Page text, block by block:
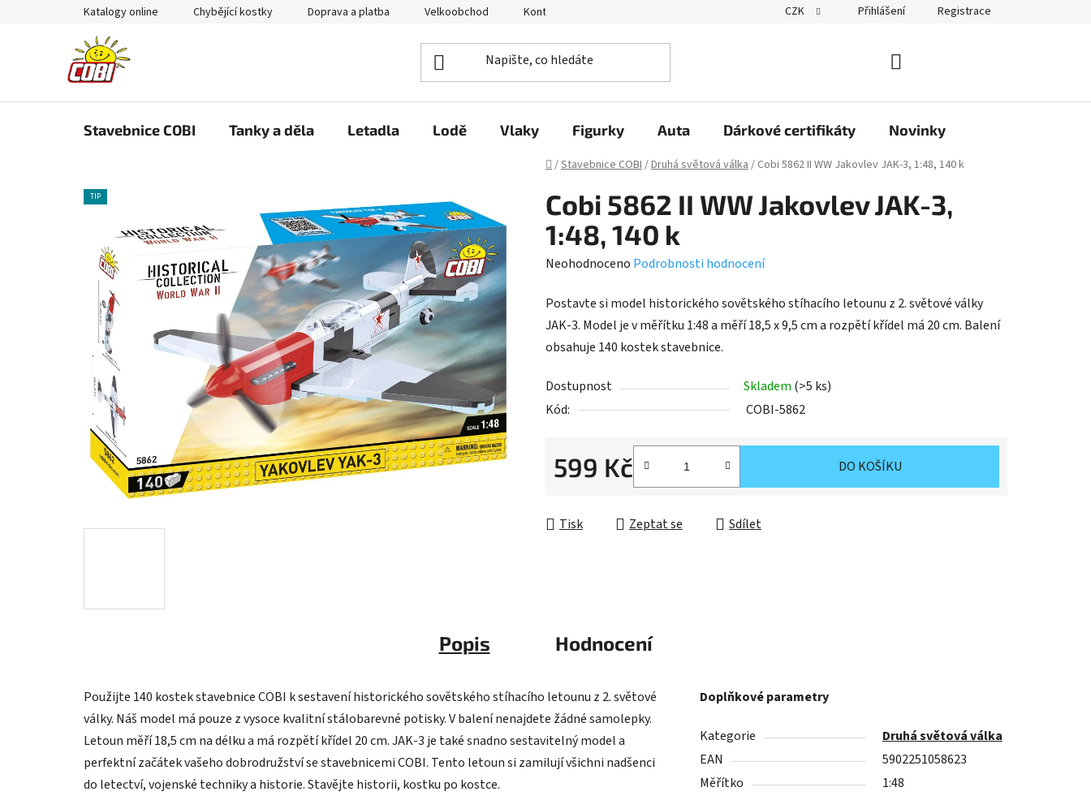
Katalogy online Chybějící kostky Doprava a platba Velkoobchod Kontakty CZK Přihlášení Registrace
KOŠÍK
Stavebnice COBI Tanky a děla Letadla Lodě Vlaky Figurky Auta Dárkové certifikáty Novinky
Domů
/Stavebnice COBI/Druhá světová válka/ Cobi 5862 II WW Jakovlev JAK-3, 1:48, 140 k
Cobi 5862 II WW Jakovlev JAK-3,
1:48, 140 k
Průměrné
produktu
je
0,0
5
hvězdiček.
Neohodnoceno Podrobnosti hodnocení
Postavte si model historického sovětského stíhacího letounu z 2. světové války
JAK-3. Model je v měřítku 1:48 a měří 18,5 x 9,5 cm a rozpětí křídel má 20 cm. Balení
obsahuje 140 kostek stavebnice.
Dostupnost Skladem (>5 ks)
Kód:
COBI-5862
599 Kč DO KOŠÍKU
Tisk Zeptat se Sdílet
TIP
Popis Hodnocení
Použijte 140 kostek stavebnice COBI k sestavení historického sovětského stíhacího letounu z 2. světové
války. Náš model má pouze z vysoce kvalitní stálobarevné potisky. V balení nenajdete žádné samolepky.
Letoun měří 18,5 cm na délku a má rozpětí křídel 20 cm. JAK-3 je také snadno sestavitelný model a
perfektní začátek vašeho dobrodružství se stavebnicemi COBI. Tento letoun si zamilují všichni nadšenci
do letectví, vojenské techniky a historie. Stavějte historii, kostku po kostce.
Doplňkové parametry
Kategorie
Druhá světová válka
EAN
5902251058623
Měřítko
1:48